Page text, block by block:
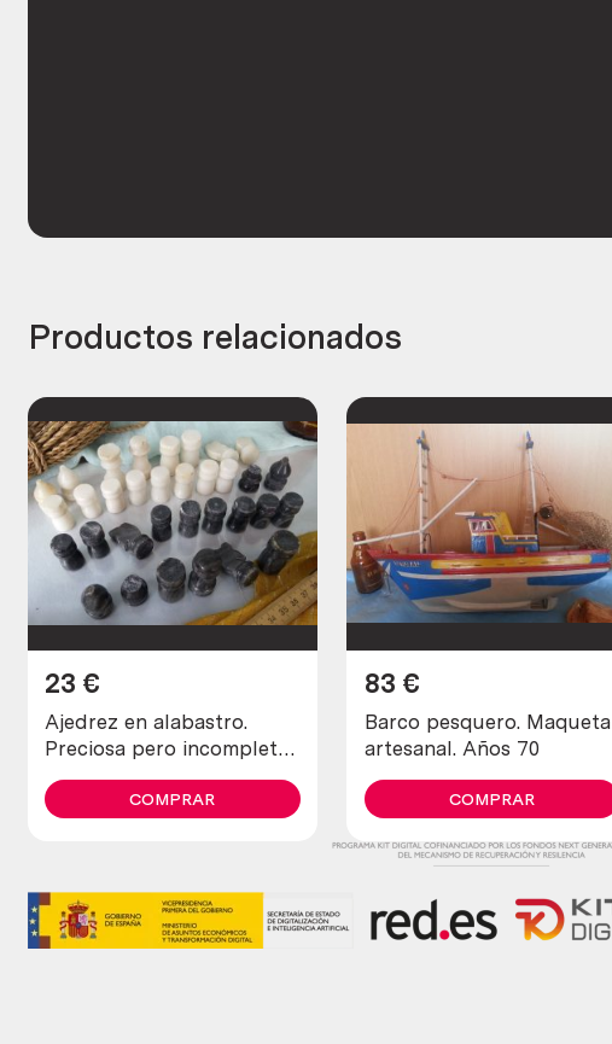
Productos relacionados
Ajedrez en alabastro.
Preciosa pero incompleta
y en mal estado.
23 €
COMPRAR
Barco pesquero. Maqueta
artesanal. Años 70
83 €
COMPRAR